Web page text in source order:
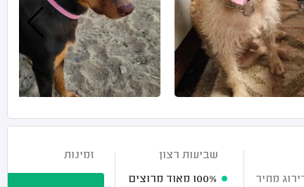
מחיר
שביעות רצון
100% מאוד מרוצים
זמינות